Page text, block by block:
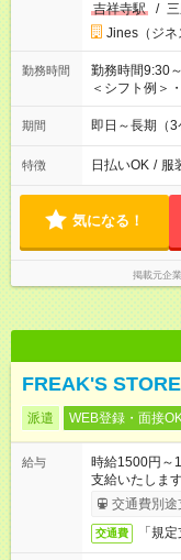
吉祥寺駅
/
Jines（ジネ
勤務時間
勤務時間9:30
＜シフト例＞
12:30～21:30
期間 即日～長期（3
特徴 日払いOK / 服
気になる！
掲載元企
FREAK'S
派遣 WEB登録・面接
給与
時給1500円～
支給いたしま
時給の1.25倍
交通費別途
交通費 「規定